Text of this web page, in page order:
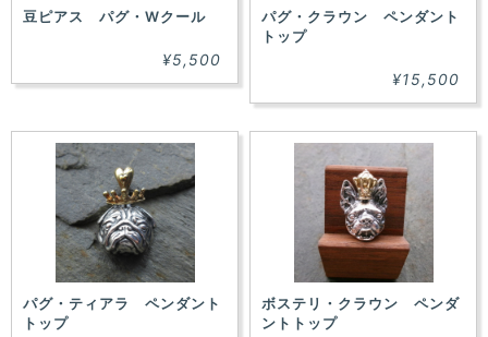
豆ピアス パグ・Wクール
¥5,500
パグ・クラウン ペンダント
トップ
¥15,500
パグ・ティアラ ペンダント
トップ
ボステリ・クラウン ペンダ
ントトップ